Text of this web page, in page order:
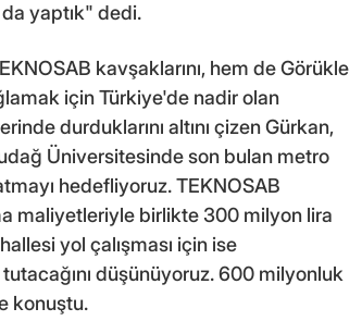
yaptık" dedi.
kavşaklarını, hem de Görükle
için Türkiye'de nadir olan
durduklarını altını çizen Gürkan,
Üniversitesinde son bulan metro
hedefliyoruz. TEKNOSAB
maliyetleriyle birlikte 300 milyon lira
yol çalışması için ise
düşünüyoruz. 600 milyonluk
konuştu.